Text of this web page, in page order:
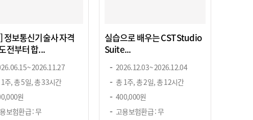
정보통신기술사 자격
전부터 합...
~ 2026.11.27
주, 총 5일, 총 33시간
원
보험환급 : 무
실습으로 배우는 CST Studio
Suite...
2026.12.03 ~ 2026.12.04
총 1주, 총 2일, 총 12시간
400,000원
고용보험환급 : 무